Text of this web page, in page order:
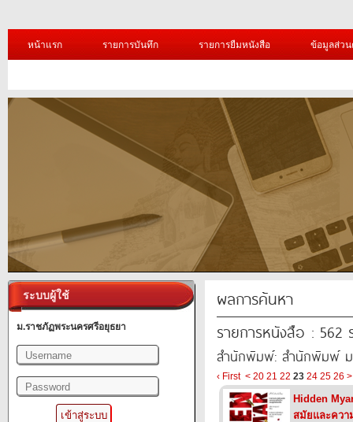
หน้าแรก รายการบันทึก รายการยืมหนังสือ ข้อมูลส่ว
ระบบผู้ใช้
ม.ราชภัฏพระนครศรีอยุธยา
ผลการค้นหา
รายการหนังสือ : 562
สำนักพิมพ์: สำนักพิมพ์
‹ First < 20 21 22 23 24 25 26 >
Hidden
สมัยและควา